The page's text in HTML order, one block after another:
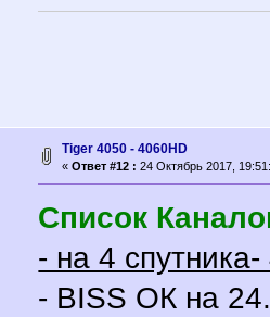
Tiger 4050 - 4060HD
« Ответ #12 : 24 Октябрь 2017,
Список
- на 4
- BISS ОК на